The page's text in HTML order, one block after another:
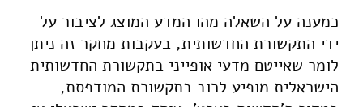
כמענה על השאלה מהו המדע המוצג לציבור על
ידי התקשורת החדשותית, בעקבות מחקר זה ניתן
לומר שאייטם מדעי אופייני בתקשורת החדשותית
הישראלית מופיע לרוב בתקשורת המודפסת,